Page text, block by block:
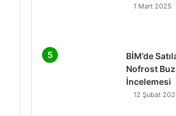
1 Mart 2025
BİM’de
Nofrost
İncelemesi
12 Şubat